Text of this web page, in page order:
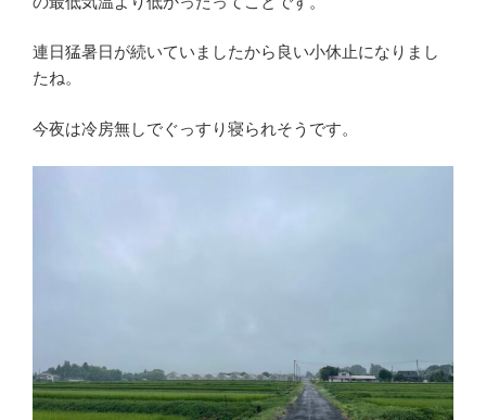
連日猛暑日が続いていましたから良い小休止になりまし
たね。
今夜は冷房無しでぐっすり寝られそうです。